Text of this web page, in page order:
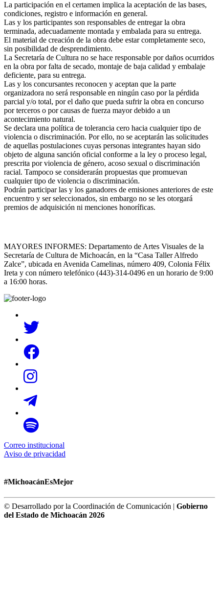
La participación en el certamen implica la aceptación de las bases,
condiciones, registro e información en general.
Las y los participantes son responsables de entregar la obra
terminada, adecuadamente montada y embalada para su entrega.
El material de creación de la obra debe estar completamente seco,
sin posibilidad de desprendimiento.
La Secretaría de Cultura no se hace responsable por daños ocurridos
en la obra por falta de secado, montaje de baja calidad y embalaje
deficiente, para su entrega.
Las y los concursantes reconocen y aceptan que la parte
organizadora no será responsable en ningún caso por la pérdida
parcial y/o total, por el daño que pueda sufrir la obra en concurso
por terceros o por causas de fuerza mayor debido a un
acontecimiento natural.
Se declara una política de tolerancia cero hacia cualquier tipo de
violencia o discriminación. Por ello, no se aceptarán las solicitudes
de aquellas postulaciones cuyas personas integrantes hayan sido
objeto de alguna sanción oficial conforme a la ley o proceso legal,
prescrita por violencia de género, acoso sexual o discriminación
racial. Tampoco se considerarán propuestas que promuevan
cualquier tipo de violencia o discriminación.
Podrán participar las y los ganadores de emisiones anteriores de este
encuentro y ser seleccionados, sin embargo no se les otorgará
premios de adquisición ni menciones honoríficas.
MAYORES INFORMES: Departamento de Artes Visuales de la
Secretaría de Cultura de Michoacán, en la “Casa Taller Alfredo
Zalce”, ubicada en Avenida Camelinas, número 409, Colonia Félix
Ireta y con número telefónico (443)-314-0496 en un horario de 9:00
a 16:00 horas.
Correo institucional
Aviso de privacidad
#MichoacánEsMejor
© Desarrollado por la Coordinación de Comunicación | Gobierno
del Estado de Michoacán 2026